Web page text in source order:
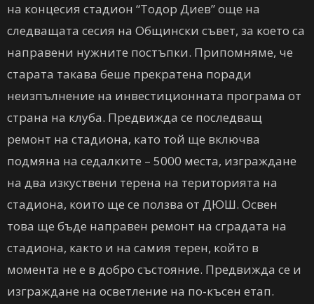
на концесия стадион “Тодор Диев” още на
следващата сесия на Общински съвет, за което са
направени нужните постъпки. Припомняме, че
старата такава беше прекратена поради
неизпълнение на инвестиционната програма от
страна на клуба. Предвижда се последващ
ремонт на стадиона, като той ще включва
подмяна на седалките – 5000 места, изграждане
на два изкуствени терена на територията на
стадиона, които ще се ползва от ДЮШ. Освен
това ще бъде направен ремонт на сградата на
стадиона, както и на самия терен, който в
момента не е в добро състояние. Предвижда се и
изграждане на осветление на по-късен етап.